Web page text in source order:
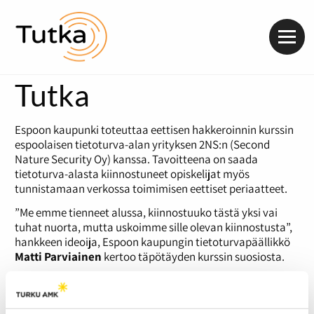
Tutka
Espoon kaupunki toteuttaa eettisen hakkeroinnin kurssin
espoolaisen tietoturva-alan yrityksen 2NS:n (Second
Nature Security Oy) kanssa. Tavoitteena on saada
tietoturva-alasta kiinnostuneet opiskelijat myös
tunnistamaan verkossa toimimisen eettiset periaatteet.
”Me emme tienneet alussa, kiinnostuuko tästä yksi vai
tuhat nuorta, mutta uskoimme sille olevan kiinnostusta”,
hankkeen ideoija, Espoon kaupungin tietoturvapäällikkö
Matti Parviainen kertoo täpötäyden kurssin suosiosta.
Toistaiseksi kurssista on saatu vain positiivista palautetta
ja erityisesti tietoturva-alan ammattilaispiireissä tällaisen
oppimismahdollisuuden tarjoamista lukiolaisille pidetään